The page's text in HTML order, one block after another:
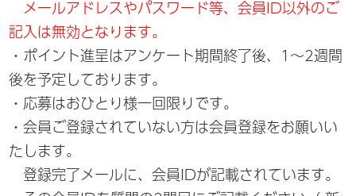
メールアドレスやパスワード等、会員ID以外のご
記入は無効となります。
・ポイント進呈はアンケート期間終了後、1～2週間
後を予定しております。
・応募はおひとり様一回限りです。
・会員ご登録されていない方は会員登録をお願いい
たします。
登録完了メールに、会員IDが記載されています。